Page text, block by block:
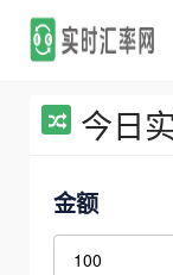
今日
金额